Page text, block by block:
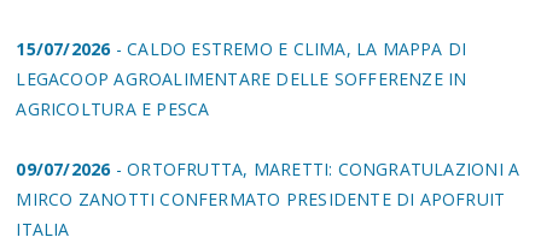
15/07/2026- CALDO ESTREMO E CLIMA, LA MAPPA DI
LEGACOOP AGROALIMENTARE DELLE SOFFERENZE IN
AGRICOLTURA E PESCA
09/07/2026- ORTOFRUTTA, MARETTI: CONGRATULAZIONI A
MIRCO ZANOTTI CONFERMATO PRESIDENTE DI APOFRUIT
ITALIA